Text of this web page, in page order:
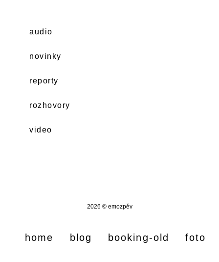
audio
novinky
reporty
rozhovory
video
2026 © emozpěv
home blog booking-old foto